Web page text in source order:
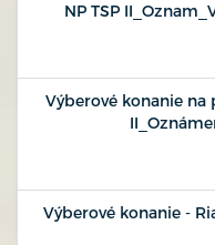
NP TSP
Výberové konanie na
Výberové konanie -